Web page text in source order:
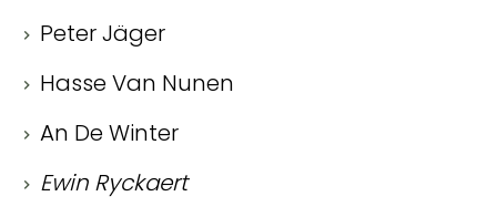
Peter Jäger
Hasse Van Nunen
An De Winter
Ewin Ryckaert